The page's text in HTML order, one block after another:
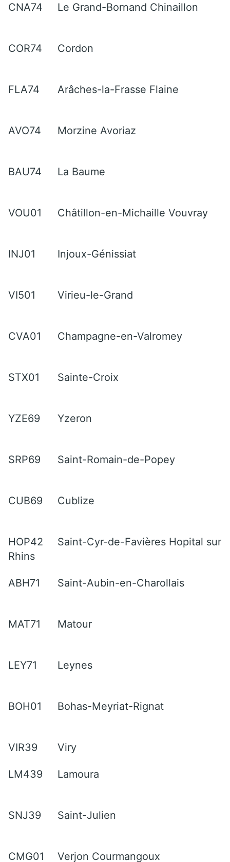
CNA74 Le Grand-Bornand Chinaillon
COR74 Cordon
FLA74 Arâches-la-Frasse Flaine
AVO74 Morzine Avoriaz
BAU74 La Baume
VOU01 Châtillon-en-Michaille Vouvray
INJ01 Injoux-Génissiat
VI501 Virieu-le-Grand
CVA01 Champagne-en-Valromey
STX01 Sainte-Croix
YZE69 Yzeron
SRP69 Saint-Romain-de-Popey
CUB69 Cublize
HOP42
Saint-Cyr-de-Favières Hopital sur
Rhins
ABH71 Saint-Aubin-en-Charollais
MAT71 Matour
LEY71 Leynes
BOH01 Bohas-Meyriat-Rignat
VIR39 Viry
LM439 Lamoura
SNJ39 Saint-Julien
CMG01 Verjon Courmangoux